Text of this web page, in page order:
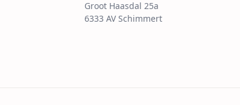
Groot Haasdal 25a
6333 AV Schimmert